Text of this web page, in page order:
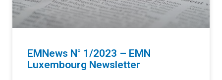
EMNews N° 1/2023 – EMN
Luxembourg Newsletter